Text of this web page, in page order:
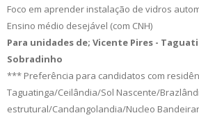
Foco em aprender instalação de vidros
Ensino médio desejável (com CNH)
Para unidades de; Vicente Pires -
Sobradinho
*** Preferência para candidatos com
Taguatinga/Ceilândia/Sol Nascente/
estrutural/Candangolandia/Nucleo